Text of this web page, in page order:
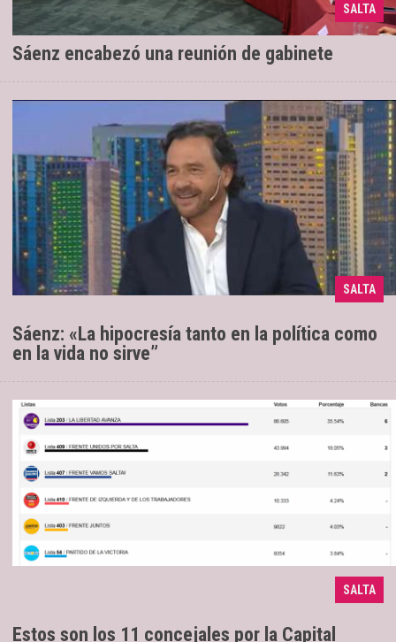
SALTA
Sáenz encabezó una reunión de gabinete
10/12/2025 Se realizó un balance de gestión
SALTA
Sáenz: «La hipocresía tanto en la política como
en la vida no sirve”
03/06/2025
El Gobernador de Salta reclamó un
sinceramiento de la clase política
SALTA
Estos son los 11 concejales por la Capital
La Libertad Avanza se alzó con el 35,54%